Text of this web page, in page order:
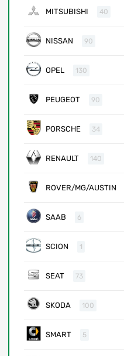
MITSUBISHI 40
NISSAN 90
OPEL 130
PEUGEOT 90
PORSCHE 34
RENAULT 140
ROVER/MG/AUSTIN
SAAB 6
SCION 1
SEAT 73
SKODA 100
SMART 5